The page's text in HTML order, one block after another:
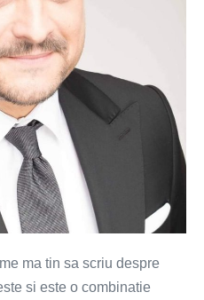
ma tin sa scriu despre
si este o combinatie